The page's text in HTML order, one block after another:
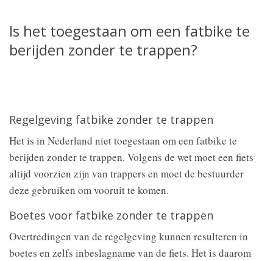
Is het toegestaan om een fatbike te
berijden zonder te trappen?
Regelgeving fatbike zonder te trappen
Het is in Nederland niet toegestaan om een fatbike te
berijden zonder te trappen. Volgens de wet moet een fiets
altijd voorzien zijn van trappers en moet de bestuurder
deze gebruiken om vooruit te komen.
Boetes voor fatbike zonder te trappen
Overtredingen van de regelgeving kunnen resulteren in
boetes en zelfs inbeslagname van de fiets. Het is daarom